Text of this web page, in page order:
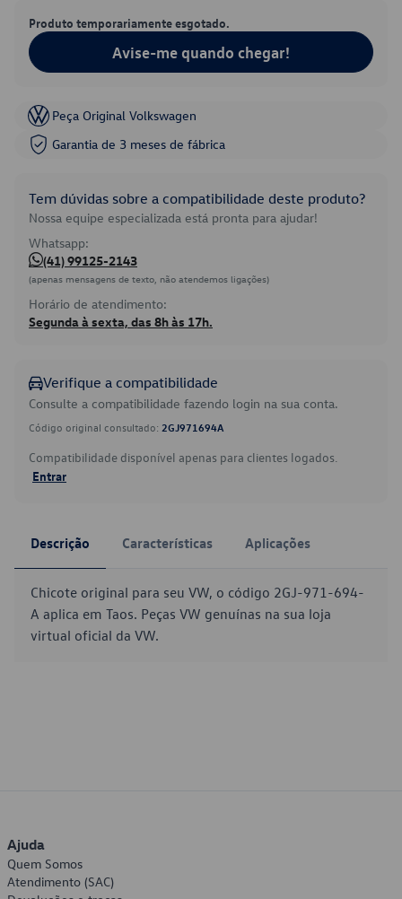
Produto temporariamente esgotado.
Avise-me quando chegar!
Peça Original Volkswagen
Garantia de 3 meses de fábrica
Tem dúvidas sobre a compatibilidade deste produto?
Nossa equipe especializada está pronta para ajudar!
Whatsapp:
(41) 99125-2143
(apenas mensagens de texto, não atendemos ligações)
Horário de atendimento:
Segunda à sexta, das 8h às 17h.
Verifique a compatibilidade
Consulte a compatibilidade fazendo login na sua conta.
Código original consultado: 2GJ971694A
Compatibilidade disponível apenas para clientes logados.
Entrar
Descrição Características Aplicações
Chicote original para seu VW, o código 2GJ-971-694-
A aplica em Taos. Peças VW genuínas na sua loja
virtual oficial da VW.
Ajuda
Quem Somos
Atendimento (SAC)